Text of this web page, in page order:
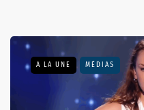
A LA UNE MÉDIAS